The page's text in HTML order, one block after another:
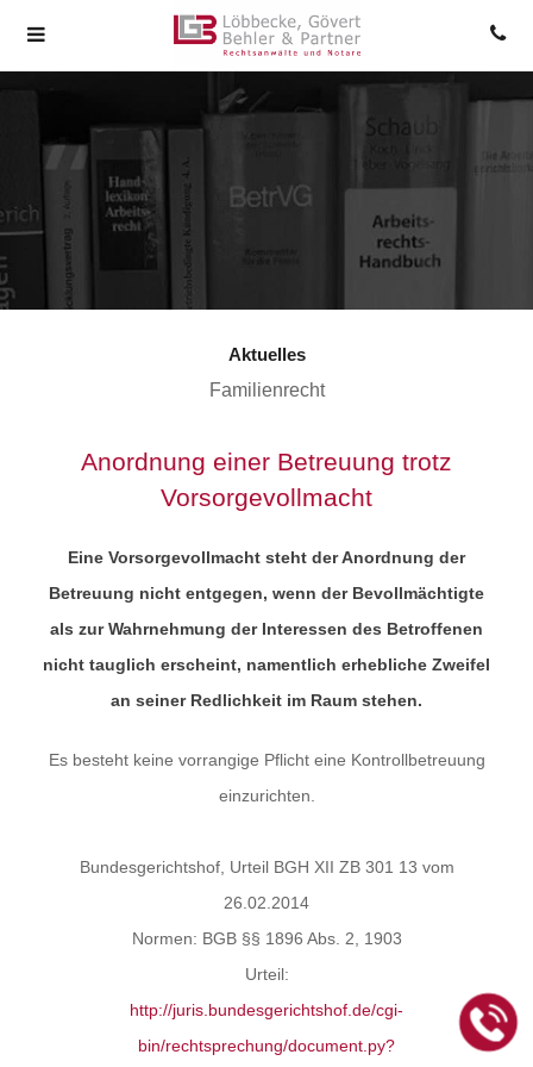
Aktuelles
Familienrecht
Anordnung einer Betreuung trotz
Vorsorgevollmacht
Eine Vorsorgevollmacht steht der Anordnung der
Betreuung nicht entgegen, wenn der Bevollmächtigte
als zur Wahrnehmung der Interessen des Betroffenen
nicht tauglich erscheint, namentlich erhebliche Zweifel
an seiner Redlichkeit im Raum stehen.
Es besteht keine vorrangige Pflicht eine Kontrollbetreuung
einzurichten.
Bundesgerichtshof, Urteil BGH XII ZB 301 13 vom
26.02.2014
Normen: BGB §§ 1896 Abs. 2, 1903
Urteil:
http://juris.bundesgerichtshof.de/cgi-
bin/rechtsprechung/document.py?